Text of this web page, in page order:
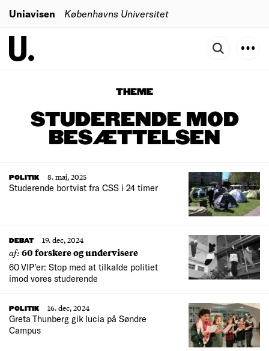
Uniavisen Københavns Universitet
THEME
STUDERENDE MOD
BESÆTTELSEN
POLITIK
8. maj, 2025
Studerende bortvist fra CSS i 24 timer
DEBAT 19. dec, 2024
af:60 forskere og undervisere
60 VIP’er: Stop med at tilkalde politiet
imod vores studerende
POLITIK
16. dec, 2024
Greta Thunberg gik lucia på Søndre
Campus